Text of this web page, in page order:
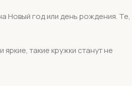
Новый год или день рождения. Те,
такие кружки станут не